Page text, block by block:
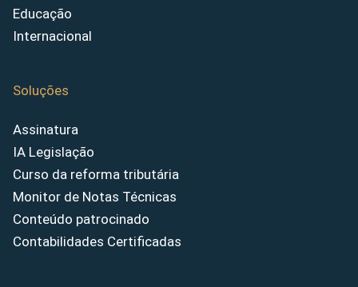
Educação
Internacional
Soluções
Assinatura
IA Legislação
Curso da reforma tributária
Monitor de Notas Técnicas
Conteúdo patrocinado
Contabilidades Certificadas